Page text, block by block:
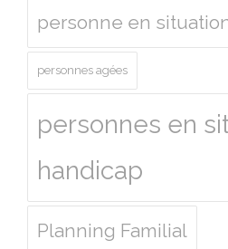
personne en
personnes agées
personnes en
handicap
Planning Familial